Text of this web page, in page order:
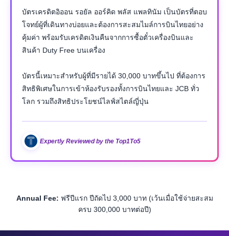
บัตรเครดิตอิออน รอยัล ออร์คิด พลัส แพลทินัม เป็นบัตรที่ตอบ
โจทย์ผู้ที่เดินทางบ่อยและต้องการสะสมไมล์การบินไทยอย่าง
คุ้มค่า พร้อมรับเครดิตเงินคืนจากการซื้อตั๋วเครื่องบินและ
สินค้า Duty Free บนเครื่อง
บัตรนี้เหมาะสำหรับผู้ที่มีรายได้ 30,000 บาทขึ้นไป ที่ต้องการ
สิทธิพิเศษในการเข้าห้องรับรองทั้งการบินไทยและ JCB ทั่ว
โลก รวมถึงสิทธิประโยชน์ไลฟ์สไตล์ญี่ปุ่น
Expertly Reviewed by the Top1To5
Annual Fee: ฟรีปีแรก ปีถัดไป 3,000 บาท (เว้นเมื่อใช้จ่ายสะสม
ครบ 300,000 บาทต่อปี)